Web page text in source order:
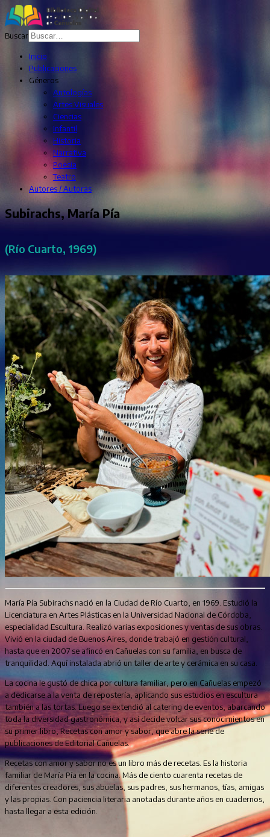
Buscar
Inicio
Publicaciones
Géneros
Antologías
Artes Visuales
Ciencias
Infantil
Historia
Narrativa
Poesía
Teatro
Autores / Autoras
Subirachs, María Pía
(Río Cuarto, 1969)
María Pía Subirachs nació en la Ciudad de Río Cuarto, en 1969. Estudió la
Licenciatura en Artes Plásticas en la Universidad Nacional de Córdoba,
especialidad Escultura. Realizó varias exposiciones y ventas de sus obras.
Vivió en la ciudad de Buenos Aires, donde trabajó en gestión cultural,
hasta que en 2007 se afincó en Cañuelas con su familia, en busca de
tranquilidad. Aquí instalada abrió un taller de arte y cerámica en su casa.
La cocina le gustó de chica por cultura familiar, pero en Cañuelas empezó
a dedicarse a la venta de repostería, aplicando sus estudios en escultura
también a las tortas. Luego se extendió al catering de eventos, abarcando
toda la diversidad gastronómica, y así decide volcar sus conocimientos en
su primer libro, Recetas con amor y sabor, que abre la serie de
publicaciones de Editorial Cañuelas.
Recetas con amor y sabor no es un libro más de recetas. Es la historia
familiar de María Pía en la cocina. Más de ciento cuarenta recetas de
diferentes creadores, sus abuelas, sus padres, sus hermanos, tías, amigas
y las propias. Con paciencia literaria anotadas durante años en cuadernos,
hasta llegar a esta edición.